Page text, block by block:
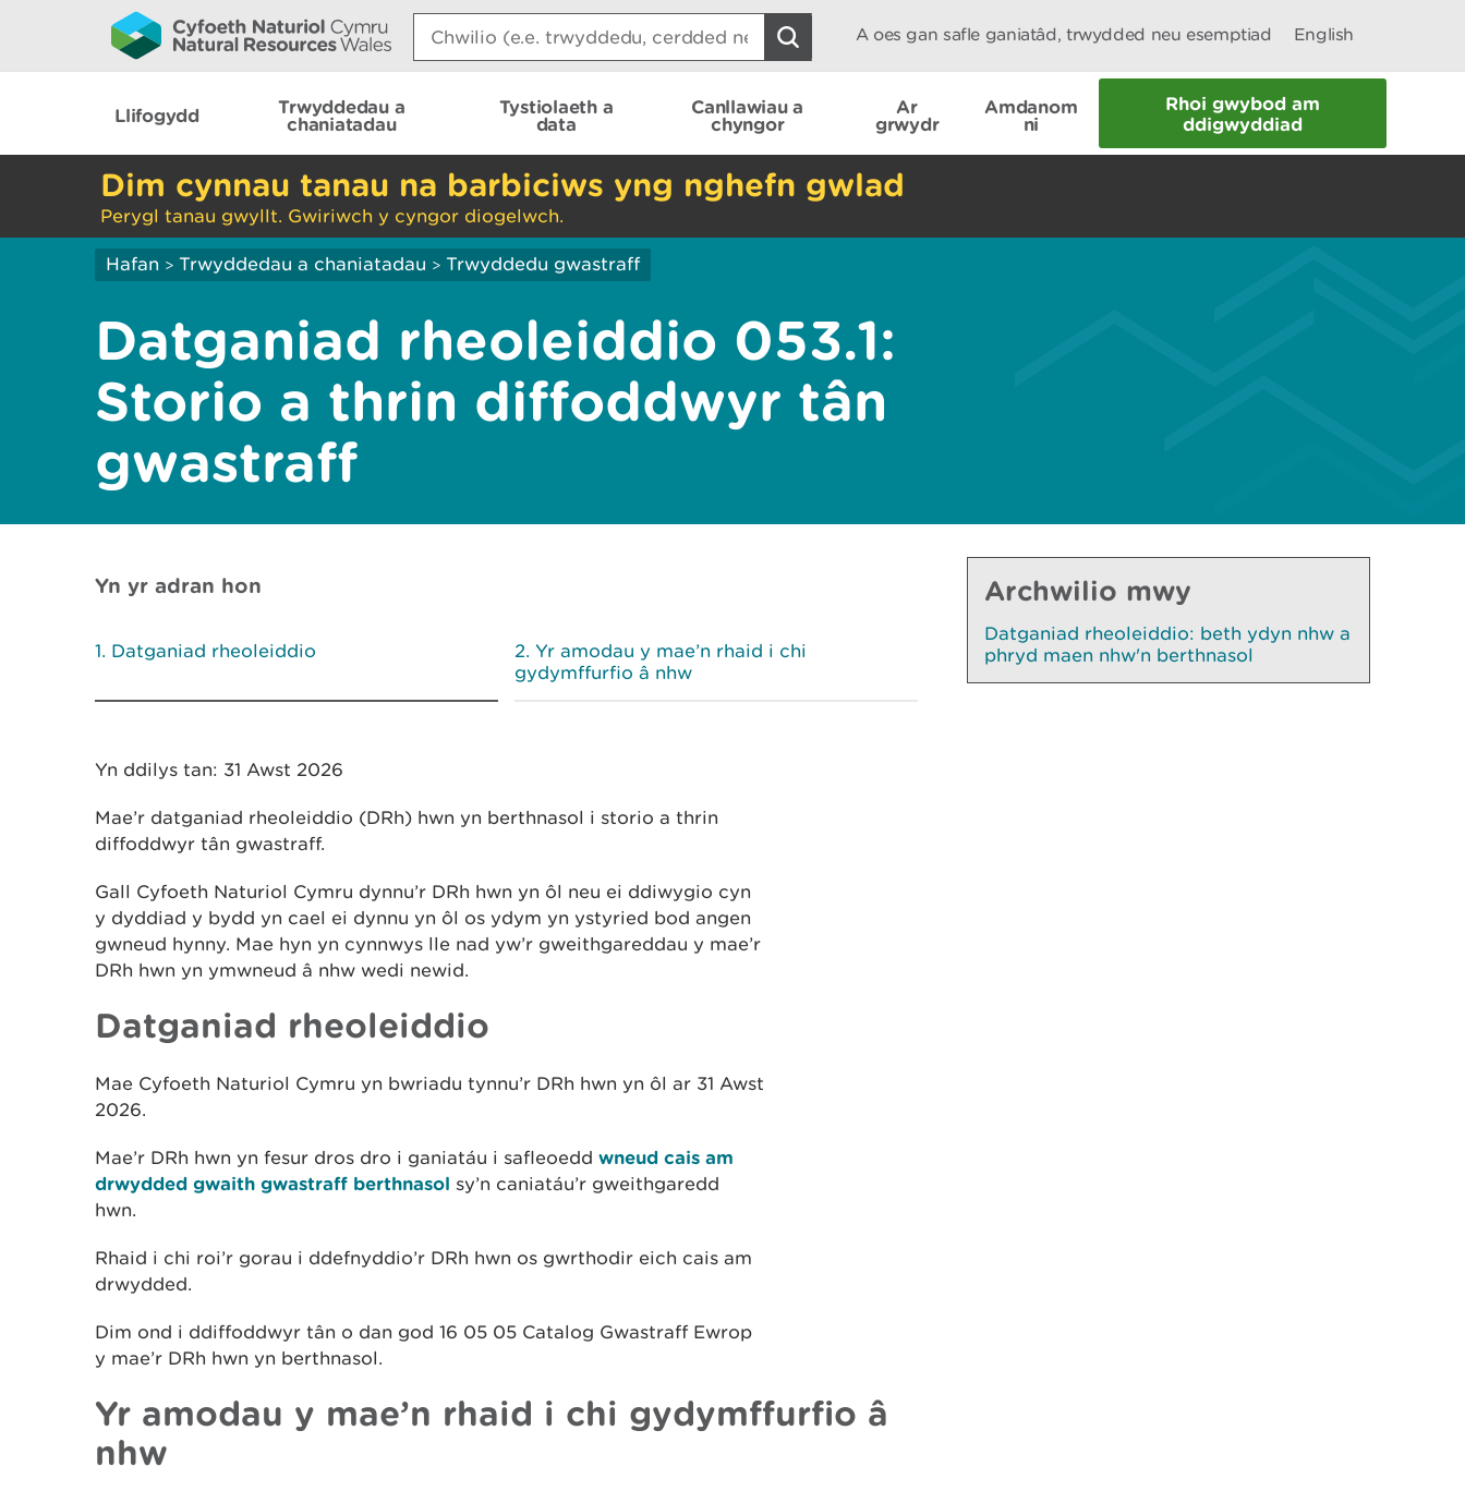
Search:
A oes gan safle ganiatâd, trwydded neu esemptiad English
Llifogydd
Trwyddedau a
chaniatadau
Tystiolaeth a
data
Canllawiau a
chyngor
Ar
grwydr
Amdanom
ni
Rhoi gwybod am
ddigwyddiad
Dim cynnau tanau na barbiciws yng nghefn gwlad
Perygl tanau gwyllt. Gwiriwch y cyngor diogelwch.
Hafan > Trwyddedau a chaniatadau > Trwyddedu gwastraff
Datganiad rheoleiddio 053.1:
Storio a thrin diffoddwyr tân
gwastraff
Yn yr adran hon
Datganiad rheoleiddio
Yr amodau y mae’n rhaid i chi
gydymffurfio â nhw
Yn ddilys tan: 31 Awst 2026
Mae’r datganiad rheoleiddio (DRh) hwn yn berthnasol i storio a thrin
diffoddwyr tân gwastraff.
Gall Cyfoeth Naturiol Cymru dynnu’r DRh hwn yn ôl neu ei ddiwygio cyn
y dyddiad y bydd yn cael ei dynnu yn ôl os ydym yn ystyried bod angen
gwneud hynny. Mae hyn yn cynnwys lle nad yw’r gweithgareddau y mae’r
DRh hwn yn ymwneud â nhw wedi newid.
Datganiad rheoleiddio
Mae Cyfoeth Naturiol Cymru yn bwriadu tynnu’r DRh hwn yn ôl ar 31 Awst
2026.
Mae’r DRh hwn yn fesur dros dro i ganiatáu i safleoedd wneud cais am
drwydded gwaith gwastraff berthnasol sy’n caniatáu’r gweithgaredd
hwn.
Rhaid i chi roi’r gorau i ddefnyddio’r DRh hwn os gwrthodir eich cais am
drwydded.
Dim ond i ddiffoddwyr tân o dan god 16 05 05 Catalog Gwastraff Ewrop
y mae’r DRh hwn yn berthnasol.
Yr amodau y mae’n rhaid i chi gydymffurfio â
nhw
Archwilio mwy
Datganiad rheoleiddio: beth ydyn nhw a
phryd maen nhw'n berthnasol